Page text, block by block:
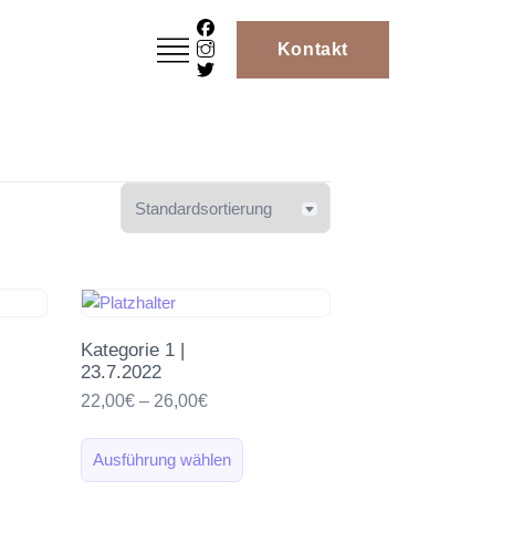
Kontakt
Kategorie 1 |
23.7.2022
22,00€ – 26,00€
Ausführung wählen